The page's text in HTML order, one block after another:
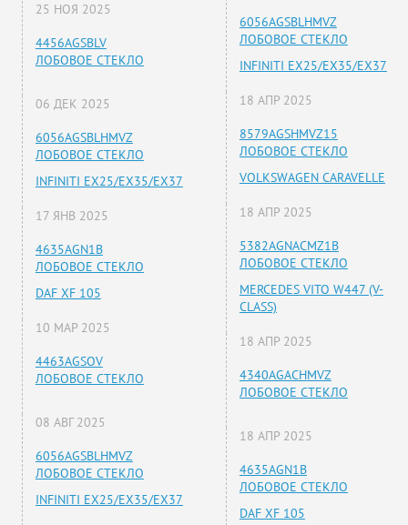
25 НОЯ 2025
4456AGSBLV
ЛОБОВОЕ СТЕКЛО
06 ДЕК 2025
6056AGSBLHMVZ
ЛОБОВОЕ СТЕКЛО
INFINITI EX25/EX35/EX37
17 ЯНВ 2025
4635AGN1B
ЛОБОВОЕ СТЕКЛО
DAF XF 105
10 МАР 2025
4463AGSOV
ЛОБОВОЕ СТЕКЛО
08 АВГ 2025
6056AGSBLHMVZ
ЛОБОВОЕ СТЕКЛО
INFINITI EX25/EX35/EX37
6056AGSBLHMVZ
ЛОБОВОЕ СТЕКЛО
INFINITI EX25/EX35/EX37
18 АПР 2025
8579AGSHMVZ15
ЛОБОВОЕ СТЕКЛО
VOLKSWAGEN CARAVELLE
18 АПР 2025
5382AGNACMZ1B
ЛОБОВОЕ СТЕКЛО
MERCEDES VITO W447 (V-
CLASS)
18 АПР 2025
4340AGACHMVZ
ЛОБОВОЕ СТЕКЛО
18 АПР 2025
4635AGN1B
ЛОБОВОЕ СТЕКЛО
DAF XF 105